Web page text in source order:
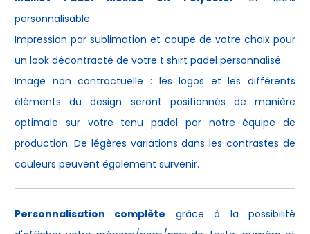
personnalisable.
Impression par sublimation et coupe de votre choix pour
un look décontracté de votre t shirt padel personnalisé.
Image non contractuelle : les logos et les différents
éléments du design seront positionnés de manière
optimale sur votre tenu padel par notre équipe de
production. De légères variations dans les contrastes de
couleurs peuvent également survenir.
Personnalisation complète grâce à la possibilité